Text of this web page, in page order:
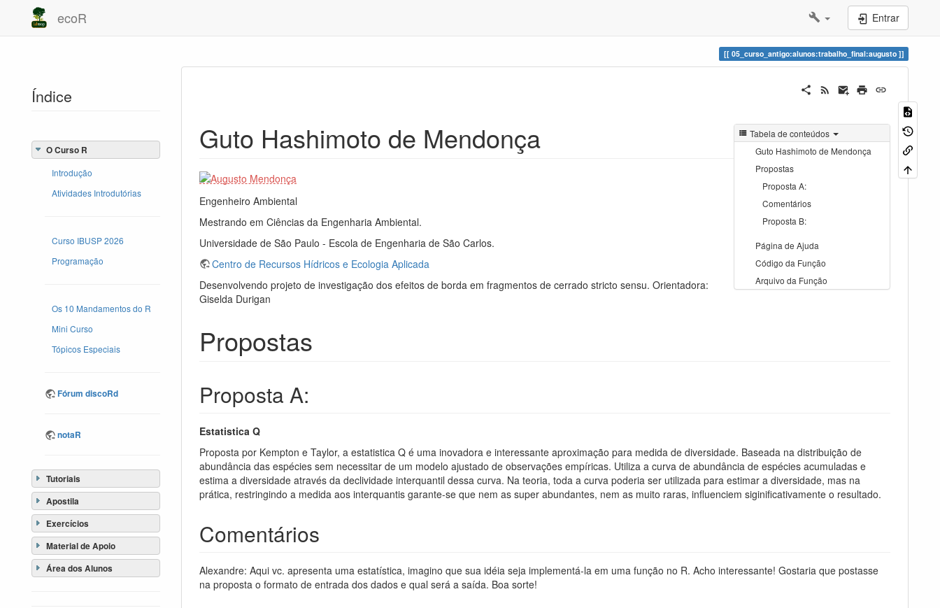
ecoR Entrar
05_curso_antigo:alunos:trabalho_final:augusto
Índice
O Curso R
Introdução
Atividades Introdutórias
Curso IBUSP 2026
Programação
Os 10 Mandamentos do R
Mini Curso
Tópicos Especiais
Fórum discoRd
notaR
Tutoriais
Apostila
Exercícios
Material de Apoio
Área dos Alunos
Tabela de conteúdos
Guto Hashimoto de Mendonça
Propostas
Proposta A:
Comentários
Proposta B:
Página de Ajuda
Código da Função
Arquivo da Função
Guto Hashimoto de Mendonça
Engenheiro Ambiental
Mestrando em Ciências da Engenharia Ambiental.
Universidade de São Paulo - Escola de Engenharia de São Carlos.
Centro de Recursos Hídricos e Ecologia Aplicada
Desenvolvendo projeto de investigação dos efeitos de borda em fragmentos de cerrado stricto sensu. Orientadora:
Giselda Durigan
Propostas
Proposta A:
Estatistica Q
Proposta por Kempton e Taylor, a estatistica Q é uma inovadora e interessante aproximação para medida de diversidade. Baseada na distribuição de
abundância das espécies sem necessitar de um modelo ajustado de observações empíricas. Utiliza a curva de abundância de espécies acumuladas e
estima a diversidade através da declividade interquantil dessa curva. Na teoria, toda a curva poderia ser utilizada para estimar a diversidade, mas na
prática, restringindo a medida aos interquantis garante-se que nem as super abundantes, nem as muito raras, influenciem siginificativamente o resultado.
Comentários
Alexandre: Aqui vc. apresenta uma estatística, imagino que sua idéia seja implementá-la em uma função no R. Acho interessante! Gostaria que postasse
na proposta o formato de entrada dos dados e qual será a saída. Boa sorte!